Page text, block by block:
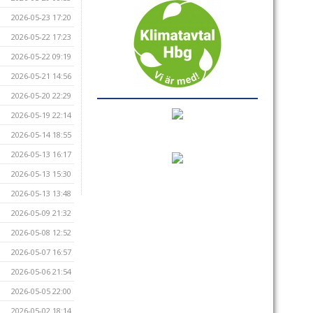
2026-05-23 17:20
2026-05-22 17:23
2026-05-22 09:19
2026-05-21 14:56
2026-05-20 22:29
2026-05-19 22:14
2026-05-14 18:55
2026-05-13 16:17
2026-05-13 15:30
2026-05-13 13:48
2026-05-09 21:32
2026-05-08 12:52
2026-05-07 16:57
2026-05-06 21:54
2026-05-05 22:00
2026-05-02 18:14